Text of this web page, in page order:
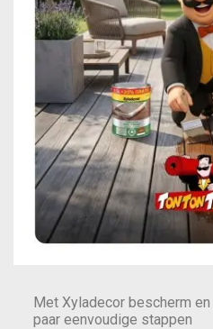
Met Xyladecor bescherm
paar eenvoudige stappen